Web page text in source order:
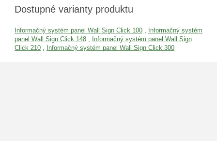
Dostupné varianty produktu
Informačný systém panel Wall Sign Click 100
Informačný systém
panel Wall Sign Click 148
Informačný systém panel Wall Sign
Click 210
Informačný systém panel Wall Sign Click 300